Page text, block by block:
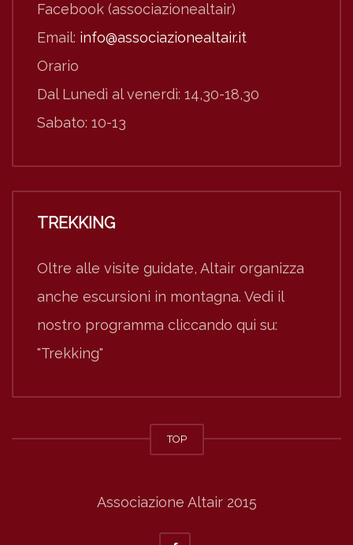
Facebook (associazionealtair)
Email: info@associazionealtair.it
Orario
Dal Lunedì al venerdì: 14,30-18,30
Sabato: 10-13
TREKKING
Oltre alle visite guidate, Altair organizza
anche escursioni in montagna. Vedi il
nostro programma cliccando qui su:
"Trekking"
TOP
Associazione Altair 2015